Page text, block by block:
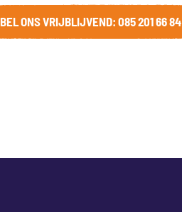
BEL ONS VRIJBLIJVEND: 085 201 66 84